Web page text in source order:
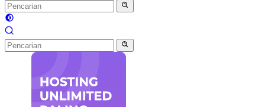
Berani
dan
Transparan